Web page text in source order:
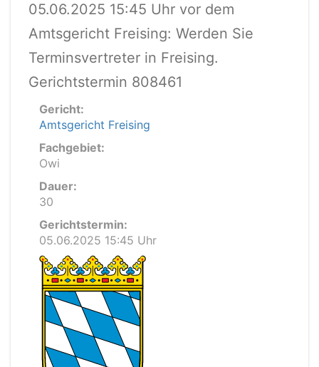
05.06.2025 15:45 Uhr vor dem
Amtsgericht Freising: Werden Sie
Terminsvertreter in Freising.
Gerichtstermin 808461
Gericht:
Amtsgericht Freising
Fachgebiet:
Owi
Dauer:
30
Gerichtstermin:
05.06.2025 15:45 Uhr